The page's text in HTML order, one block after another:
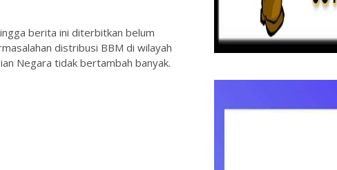
berita ini diterbitkan belum
distribusi BBM di wilayah
Negara tidak bertambah banyak.